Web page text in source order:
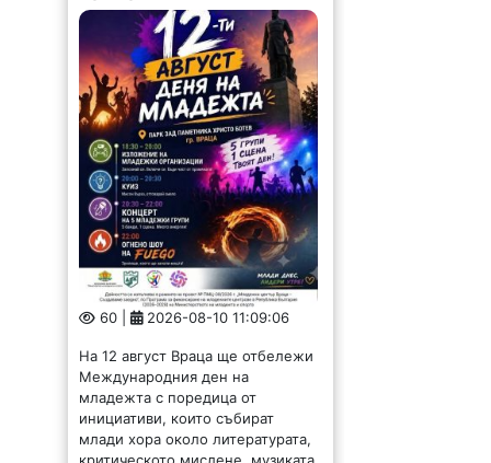
60 | 2026-08-10 11:09:06
На 12 август Враца ще отбележи
Международния ден на
младежта с поредица от
инициативи, които събират
млади хора около литературата,
критическото мислене, музиката